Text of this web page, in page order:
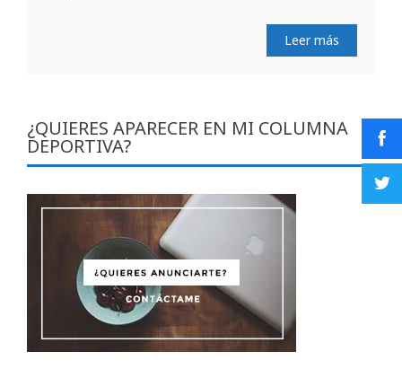
Leer más
¿QUIERES APARECER EN MI COLUMNA
DEPORTIVA?